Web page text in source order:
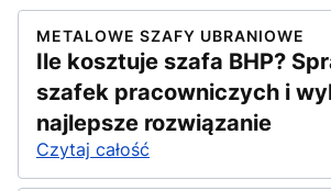
METALOWE SZAFY UBRANIOWE
Ile kosztuje szafa BHP?
szafek pracowniczych i
najlepsze rozwiązanie
Czytaj całość